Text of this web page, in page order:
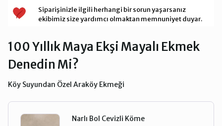
Siparişinizle ilgili herhangi bir sorun yaşarsanız
ekibimiz size yardımcı olmaktan memnuniyet duyar.
100 Yıllık Maya Ekşi Mayalı Ekmek
Denedin Mi?
Köy Suyundan Özel Araköy Ekmeği
Narlı Bol Cevizli Köme